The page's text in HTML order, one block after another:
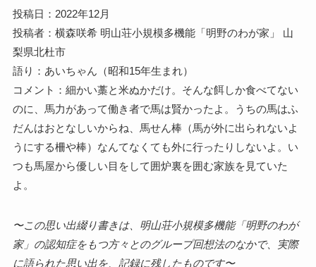
投稿日：2022年12月
投稿者：横森咲希 明山荘小規模多機能「明野のわが家」 山
梨県北杜市
語り：あいちゃん（昭和15年生まれ）
コメント：細かい藁と米ぬかだけ。そんな餌しか食べてない
のに、馬力があって働き者で馬は賢かったよ。うちの馬はふ
だんはおとなしいからね、馬せん棒（馬が外に出られないよ
うにする柵や棒）なんてなくても外に行ったりしないよ。い
つも馬屋から優しい目をして囲炉裏を囲む家族を見ていた
よ。
〜この思い出綴り書きは、明山荘小規模多機能「明野のわが
家」の認知症をもつ方々とのグループ回想法のなかで、実際
に語られた思い出を、記録に残したものです〜